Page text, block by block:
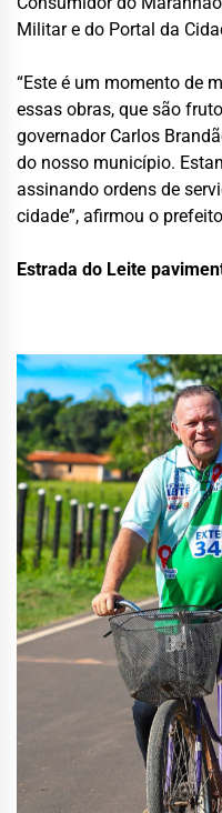
Militar e do Portal da
“Este é um momento de
essas obras, que são
governador Carlos
do nosso município.
assinando ordens de
cidade”, afirmou o
Estrada do Leite